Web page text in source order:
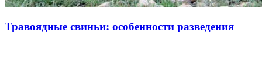
Травоядные свиньи: особенности разведения